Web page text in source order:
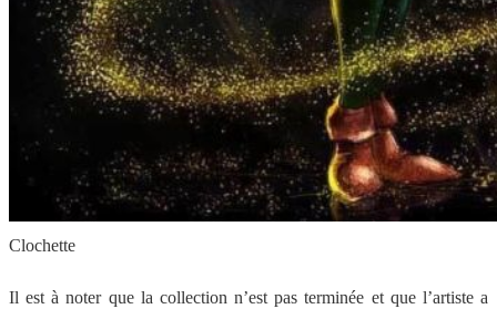
Clochette
Il est à noter que la collection n’est pas terminée et que l’artiste a